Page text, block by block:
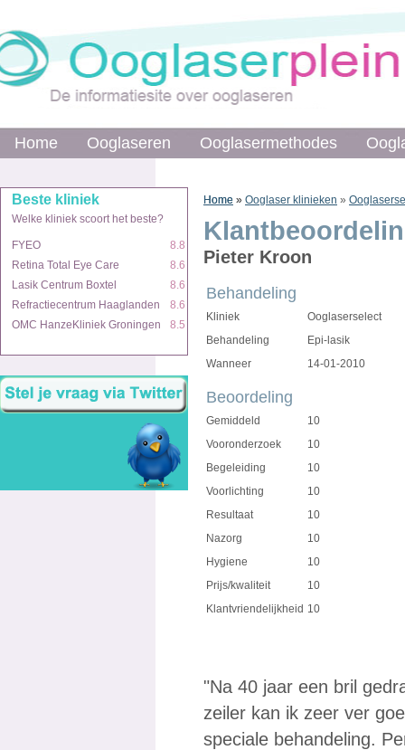
Home Ooglaseren Ooglasermethodes
Beste kliniek
Welke kliniek scoort het beste?
FYEO
8.8
Retina Total Eye Care
8.6
Lasik Centrum Boxtel
8.6
Refractiecentrum Haaglanden
8.6
OMC HanzeKliniek Groningen
8.5
Home »
Home Ooglaseren Ooglasermethodes
Beste kliniek
Welke kliniek scoort het beste?
FYEO
8.8
Retina Total Eye Care
8.6
Lasik Centrum Boxtel
8.6
Refractiecentrum Haaglanden
8.6
OMC HanzeKliniek Groningen
8.5
Home » Ooglaser klinieken »
Pieter Kroon
Behandeling
Kliniek
Ooglaserselect
Behandeling
Epi-lasik
Wanneer
14-01-2010
Beoordeling
Gemiddeld
10
Vooronderzoek
10
Begeleiding
10
Voorlichting
10
Resultaat
10
Nazorg
10
Hygiene
10
Prijs/kwaliteit
10
Klantvriendelijkheid 10
"Na 40 jaar een bril
zeiler kan ik zeer ver
speciale behandeling.